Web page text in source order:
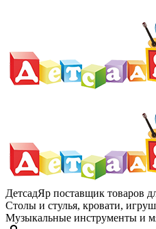
ДетсадЯр поставщик товаров
Столы и стулья, кровати,
Музыкальные инструменты и